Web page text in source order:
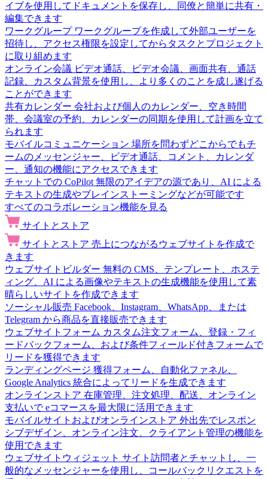
イブを使用してドキュメントを保存し、同僚と簡単に共有・
編集できます
ワークグループ ワークグループを作成して外部ユーザーを
招待し、アクセス権限を設定してからタスクとプロジェクト
に取り組めます
オンライン会議 ビデオ通話、ビデオ会議、画面共有、通話
記録、カスタム背景を使用し、より多くのことを成し遂げる
ことができます
共有カレンダー 会社および個人のカレンダー、空き時間
帯、会議室の予約、カレンダーの同期を使用して計画を立て
られます
モバイルコミュニケーション 場所を問わずどこからでもチ
ームのメッセンジャー、ビデオ通話、コメント、カレンダ
ー、通知の機能にアクセスできます
チャットでの CoPilot 無限のアイデアの源であり、AI による
テキストの生成やブレインストーミングなどが可能です
すべてのコラボレーション機能を見る
サイトとストア
サイトとストア 売上につながるウェブサイトを作成で
きます
ウェブサイトビルダー 無料の CMS、テンプレート、ホステ
ィング、AI による画像やテキストの生成機能を使用して素
晴らしいサイトを作成できます
ソーシャル販売 Facebook、Instagram、WhatsApp、または
Telegram から商品を直接販売できます
ウェブサイトフォーム カスタム注文フォーム、登録・フィ
ードバックフォーム、および条件フィールド付きフォームで
リードを獲得できます
ランディングページ 獲得フォーム、自動化ファネル、
Google Analytics 統合によってリードを生成できます
オンラインストア 在庫管理、注文処理、配送、オンライン
支払いで eコマースを最大限に活用できます
モバイルサイトおよびオンラインストア 外出先でレスポン
シブデザイン、オンライン注文、クライアント管理の機能を
使用できます
ウェブサイトウィジェット サイト訪問者とチャットし、一
般的なメッセンジャーを使用し、コールバックリクエストを